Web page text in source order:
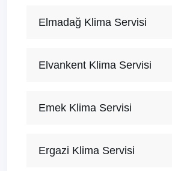
Elmadağ Klima Servisi
Elvankent Klima Servisi
Emek Klima Servisi
Ergazi Klima Servisi